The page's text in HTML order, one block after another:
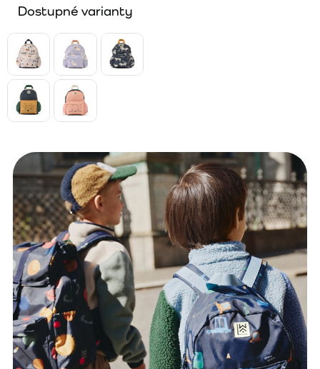
Dostupné varianty